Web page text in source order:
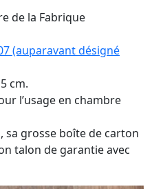
de la Fabrique
(auparavant désigné
cm.
l’usage en chambre
sa grosse boîte de carton
talon de garantie avec